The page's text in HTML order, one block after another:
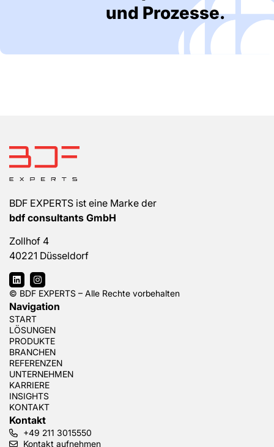
und Prozesse.
BDF EXPERTS ist eine Marke der
bdf consultants GmbH
Zollhof 4
40221 Düsseldorf
© BDF EXPERTS – Alle Rechte vorbehalten
Navigation
START
LÖSUNGEN
PRODUKTE
BRANCHEN
REFERENZEN
UNTERNEHMEN
KARRIERE
INSIGHTS
KONTAKT
Kontakt
+49 211 3015550
Kontakt aufnehmen